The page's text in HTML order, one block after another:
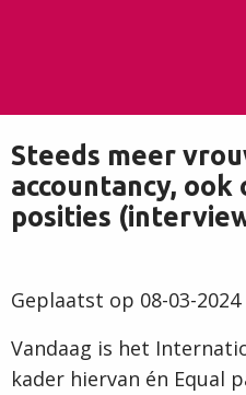
Steeds meer
accountancy, ook
posities
Geplaatst op 08-03-2024
Vandaag is het
kader hiervan én Equal